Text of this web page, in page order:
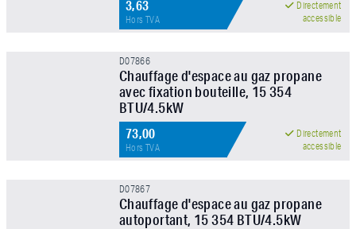
3,63
Hors TVA
Directement
accessible
D07866
Chauffage d'espace au gaz propane
avec fixation bouteille, 15 354
BTU/4.5kW
73,00
Hors TVA
Directement
accessible
D07867
Chauffage d'espace au gaz propane
autoportant, 15 354 BTU/4.5kW